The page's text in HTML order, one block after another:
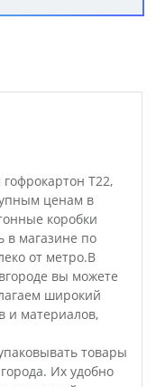
Т22,
ценам в
коробки
в магазине по
от метро.В
вы можете
широкий
и материалов,
товары
Их удобно